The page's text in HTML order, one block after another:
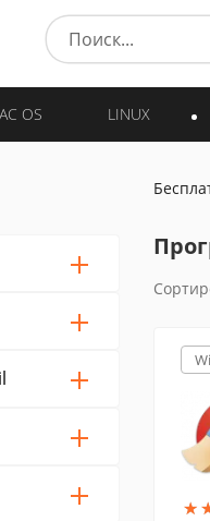
OS LINUX
★
★